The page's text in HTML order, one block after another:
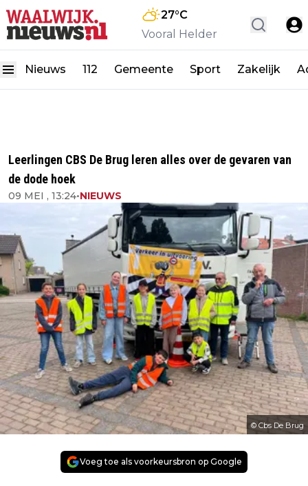
27°C
Vooral Helder
Nieuws 112 Gemeente Sport Zakelijk
Leerlingen CBS De Brug leren alles over de gevaren van
de dode hoek
09 MEI , 13:24•NIEUWS
© Cbs De Brug
Voeg toe als voorkeursbron op Google